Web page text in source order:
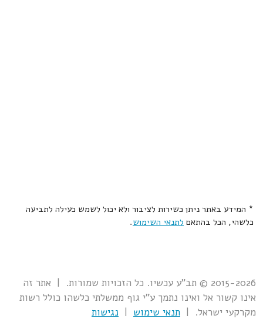
* המידע באתר ניתן כשירות לציבור ולא יכול לשמש כעילה לתביעה
כלשהי, הכל בהתאם לתנאי השימוש.
2015-2026 © תב"ע עכשיו. כל הזכויות שמורות. | אתר זה
אינו קשור אל ואינו נתמך ע"י גוף ממשלתי כלשהו כולל רשות
מקרקעי ישראל. | תנאי שימוש | נגישות